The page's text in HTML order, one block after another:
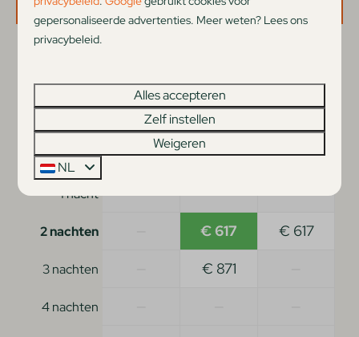
Huisdieren welkom
Auto op de parkeerplaats
Televisie
di25-08-2026 do27-08-2026
24 aug
25 aug
26 aug
1 nacht
— — —
2 nachten € 617 € 617
3 nachten € 871
4 nachten
gepersonaliseerde advertenties. Meer weten? Lees ons
privacybeleid.
Alles accepteren
Zelf instellen
Weigeren
NL